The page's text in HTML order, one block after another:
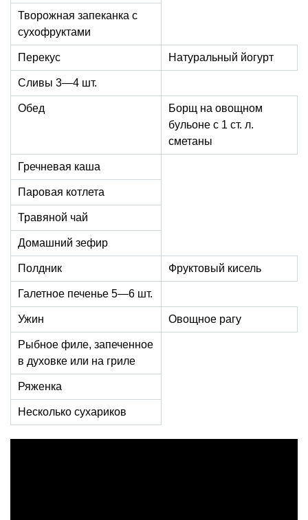
Творожная запеканка с
сухофруктами
Перекус Натуральный йогурт
Сливы 3—4 шт.
Обед
Борщ на овощном
бульоне с 1 ст. л.
сметаны
Гречневая каша
Паровая котлета
Травяной чай
Домашний зефир
Полдник Фруктовый кисель
Галетное печенье 5—6 шт.
Ужин Овощное рагу
Рыбное филе, запеченное
в духовке или на гриле
Ряженка
Несколько сухариков